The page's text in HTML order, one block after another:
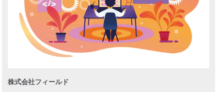
株式会社フィールド